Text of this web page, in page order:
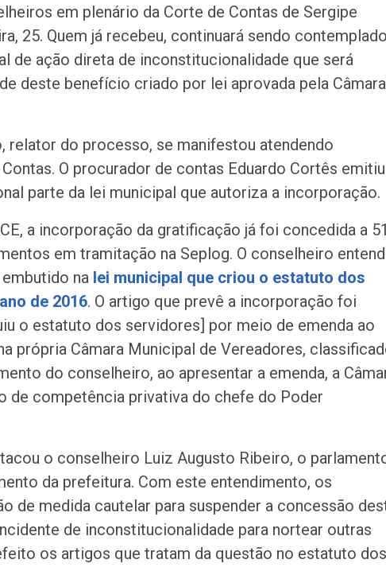
em plenário da Corte de Contas de Sergipe
25. Quem já recebeu, continuará sendo
de ação direta de inconstitucionalidade que será
deste benefício criado por lei aprovada pela Câmara
relator do processo, se manifestou atendendo
O procurador de contas Eduardo Cortês emitiu
parte da lei municipal que autoriza a incorporação.
a incorporação da gratificação já foi concedida a
em tramitação na Seplog. O conselheiro
na lei municipal que criou o estatuto dos
de 2016. O artigo que prevê a incorporação foi
o estatuto dos servidores] por meio de emenda ao
própria Câmara Municipal de Vereadores,
do conselheiro, ao apresentar a emenda, a
de competência privativa do chefe do Poder
o conselheiro Luiz Augusto Ribeiro, o
da prefeitura. Com este entendimento, os
de medida cautelar para suspender a concessão
de inconstitucionalidade para nortear outras
os artigos que tratam da questão no estatuto dos